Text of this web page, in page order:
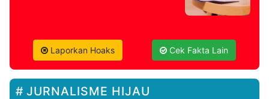
Laporkan Hoaks Cek Fakta Lain
JURNALISME HIJAU